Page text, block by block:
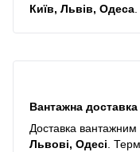
Київ, Львів, Одеса
Вантажна
Доставка
Львові, Одесі .